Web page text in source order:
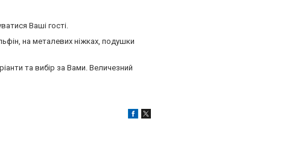
Ваші гості.
на металевих ніжках, подушки
та вибір за Вами. Величезний